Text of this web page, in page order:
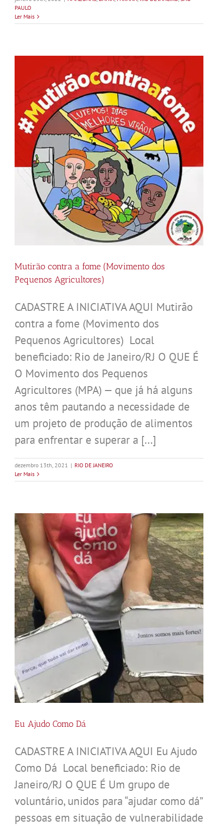
PAULO
Ler Mais
Mutirão contra a fome (Movimento dos
Pequenos Agricultores)
CADASTRE A INICIATIVA AQUI Mutirão
contra a fome (Movimento dos
Pequenos Agricultores) Local
beneficiado: Rio de Janeiro/RJ O QUE É
O Movimento dos Pequenos
Agricultores (MPA) — que já há alguns
anos têm pautando a necessidade de
um projeto de produção de alimentos
para enfrentar e superar a [...]
dezembro 13th, 2021 | RIO DE JANEIRO
Ler Mais
Eu Ajudo Como Dá
CADASTRE A INICIATIVA AQUI Eu Ajudo
Como Dá Local beneficiado: Rio de
Janeiro/RJ O QUE É Um grupo de
voluntário, unidos para “ajudar como dá”
pessoas em situação de vulnerabilidade